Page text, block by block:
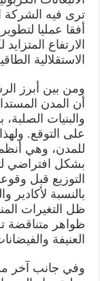
ترى فيه
أفقا عمليا
الارتفاع
الاستقلالية
ومن بين أبرز
أن المدن
والبنيات الصلبة،
على التوقع.
للمدن، وهي
بشكل افتراضي
التوزيع قبل
بالنسبة
ظل التغيرات
ظواهر متناقضة
العنيفة
وفي جانب آخر